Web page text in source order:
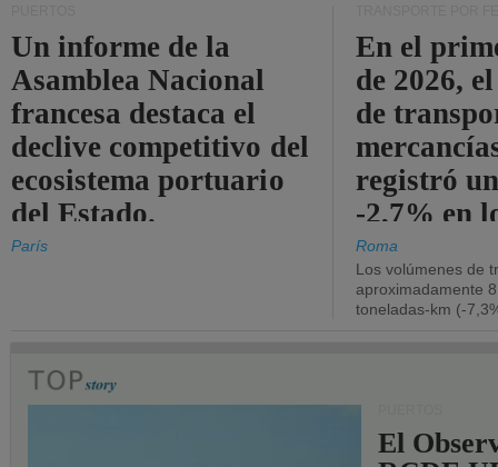
Un informe de la
Asamblea Nacional
francesa destaca el
declive competitivo del
ecosistema portuario
del Estado.
París
En el
de 2026,
de
registró
-2,7% en
Roma
Los volúmenes de
aproximadamente
toneladas-km (-
El